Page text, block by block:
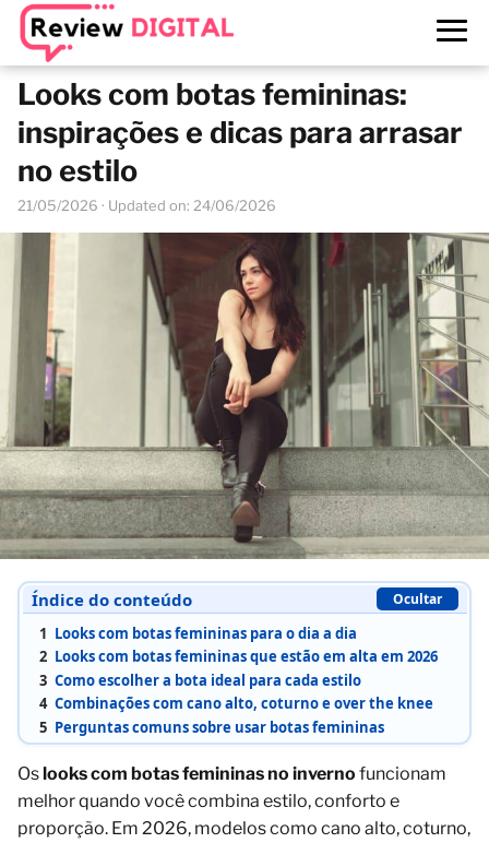
Looks com botas femininas:
inspirações e dicas para arrasar
no estilo
21/05/2026 · Updated on: 24/06/2026
Índice do conteúdo Ocultar
1 Looks com botas femininas para o dia a dia
2 Looks com botas femininas que estão em alta em 2026
3 Como escolher a bota ideal para cada estilo
4 Combinações com cano alto, coturno e over the knee
5 Perguntas comuns sobre usar botas femininas
Oslooks com botas femininas no inverno funcionam
melhor quando você combina estilo, conforto e
proporção. Em 2026, modelos como cano alto, coturno,